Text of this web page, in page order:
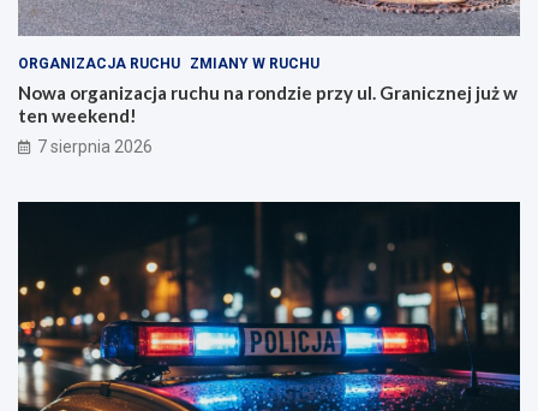
ORGANIZACJA RUCHU ZMIANY W RUCHU
Nowa organizacja ruchu na rondzie przy ul. Granicznej już w
ten weekend!
7 sierpnia 2026